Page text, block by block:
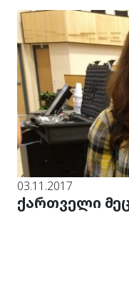
03.11.2017
ქართველი